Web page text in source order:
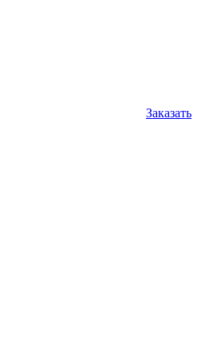
Заказать